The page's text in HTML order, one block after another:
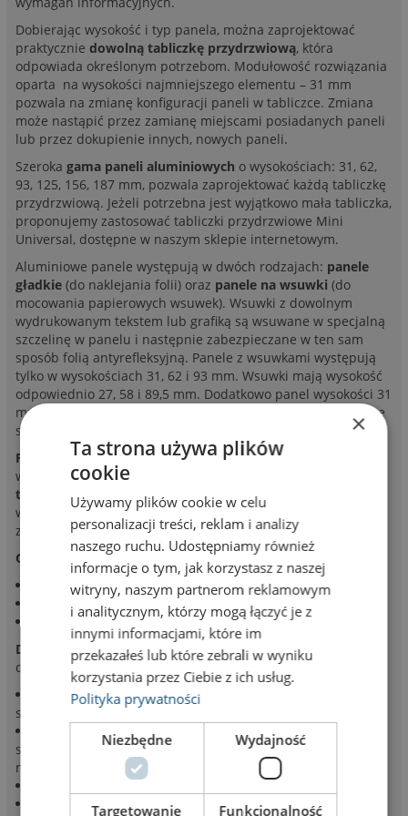
Dobierając wysokość i typ panela, można zaprojektować
praktyczniedowolną tabliczkę przydrzwiową, która
odpowiada określonym potrzebom. Modułowość rozwiązania
oparta na wysokości najmniejszego elementu – 31 mm
pozwala na zmianę konfiguracji paneli w tabliczce. Zmiana
może nastąpić przez zamianę miejscami posiadanych paneli
lub przez dokupienie innych, nowych paneli.
Szerokagama paneli aluminiowych o wysokościach: 31, 62,
93, 125, 156, 187 mm, pozwala zaprojektować każdą tabliczkę
przydrzwiową. Jeżeli potrzebna jest wyjątkowo mała tabliczka,
proponujemy zastosować tabliczki przydrzwiowe Mini
Universal, dostępne w naszym sklepie internetowym.
Aluminiowe panele występują w dwóch rodzajach: panele
gładkie (do naklejania folii) oraz panele na wsuwki (do
mocowania papierowych wsuwek). Wsuwki z dowolnym
wydrukowanym tekstem lub grafiką są wsuwane w specjalną
szczelinę w panelu i następnie zabezpieczane w ten sam
sposób folią antyrefleksyjną. Panele z wsuwkami występują
tylko w wysokościach 31, 62 i 93 mm. Wsuwki mają wysokość
odpowiednio 27, 58 i 89,5 mm. Dodatkowo panel wysokości 31
mm występuje w wersji SW – dzielonej na dwie połączone ze
sobą wsuwki wysokości 11,5 mm każda.
Folia antyrefleksyjnalekko przyciemnia kolor wsuwki i
wydruku. Można to zaobserwować na zdjęciach.
tabliczki
tworzą dwie pionowe kształtki z tworzywa z
wyprofilowanymi zatrzaskami na panele. Dodatkowo można
zaopatrzyć się w specjalny klucz do wyciągania paneli.
Główne zastosowania:
najtańszy system z wymiennymi panelami
do oznakowania szkół, budynków użyteczności publicznej
najmniej elementów składowych, najłatwiejsza obsługa
Dane tabliczki: tabliczka przydrzwiowa Economy
dwupanelowa E-21-31-31SW
boki pionowe z czarnego tworzywa (przekrój prostokątny,
szerokość 3 mm)
1 poziomy gładki panel aluminiowy (srebrny, anodowany);
szerokość panelu 210 mm, do oklejania folią lub do
naniesienia nadruku
1 poziomy panel aluminiowy na 2 wsuwki (srebrny,
×
Ta strona używa plików
cookie
Używamy plików cookie w celu
personalizacji treści, reklam i analizy
naszego ruchu. Udostępniamy również
informacje o tym, jak korzystasz z naszej
witryny, naszym partnerom reklamowym
i analitycznym, którzy mogą łączyć je z
innymi informacjami, które im
przekazałeś lub które zebrali w wyniku
korzystania przez Ciebie z ich usług.
Polityka prywatności
Niezbędne Wydajność
Targetowanie Funkcjonalność